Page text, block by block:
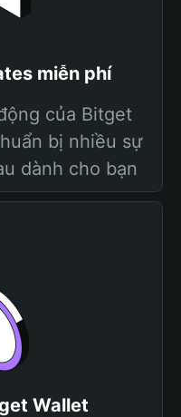
miễn phí
của Bitget
bị nhiều sự
dành cho bạn
Wallet